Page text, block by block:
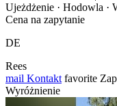
Ujeżdżenie · Hodowla ·
Cena na zapytanie
DE
Rees
mail Kontakt favorite
Wyróżnienie